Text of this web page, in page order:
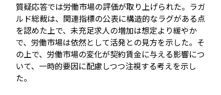
質疑応答では労働市場の評価が取り上げられた。ラガ
ルド総裁は、関連指標の公表に構造的なラグがある点
を認めた上で、未充足求人の増加は想定より緩やか
で、労働市場は依然として活発との見方を示した。そ
の上で、労働市場の変化が契約賃金に与える影響につ
いて、一時的要因に配慮しつつ注視する考えを示し
た。